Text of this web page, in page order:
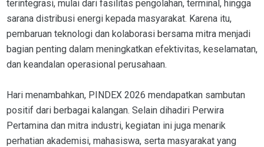
terintegrasi, mulai dari fasilitas pengolahan, terminal, hingga
sarana distribusi energi kepada masyarakat. Karena itu,
pembaruan teknologi dan kolaborasi bersama mitra menjadi
bagian penting dalam meningkatkan efektivitas, keselamatan,
dan keandalan operasional perusahaan.
Hari menambahkan, PINDEX 2026 mendapatkan sambutan
positif dari berbagai kalangan. Selain dihadiri Perwira
Pertamina dan mitra industri, kegiatan ini juga menarik
perhatian akademisi, mahasiswa, serta masyarakat yang